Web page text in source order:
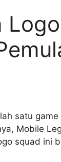
satu
Mobile
squad ini